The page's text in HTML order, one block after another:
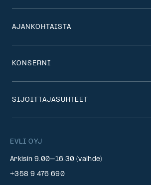
EVLI OYJ
Arkisin 9.00–16.30 (vaihde)
+358 9 476 690
AJANKOHTAISTA
KONSERNI
SIJOITTAJASUHTEET